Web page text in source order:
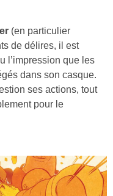
(en particulier
de délires, il est
l’impression que les
dans son casque.
ses actions, tout
pour le